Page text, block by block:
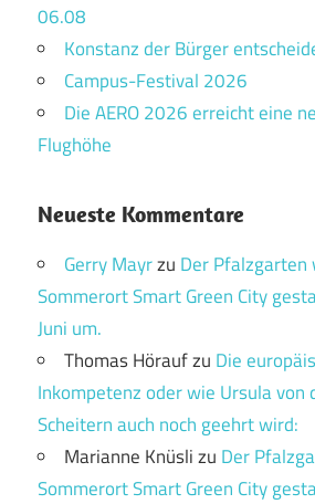
06.08
Konstanz der Bürger
Campus-Festival 2026
Die AERO 2026 erreicht eine
Flughöhe
Neueste Kommentare
Gerry Mayrzu Der Pfalzgarten
Sommerort Smart Green City
Juni um.
Thomas Höraufzu Die
Inkompetenz oder wie Ursula von
Scheitern auch noch geehrt wird:
Marianne Knüslizu Der
Sommerort Smart Green City